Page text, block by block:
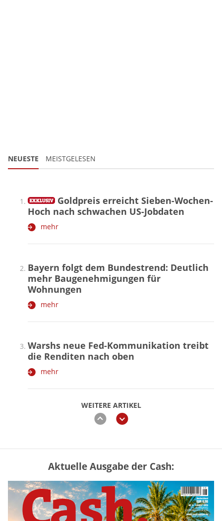
NEUESTE MEISTGELESEN
WEITERE ARTIKEL
zurückweiter
Goldpreis erreicht Sieben-Wochen-
Hoch nach schwachen US-Jobdaten
mehr
Bayern folgt dem Bundestrend: Deutlich
mehr Baugenehmigungen für
Wohnungen
mehr
Warshs neue Fed-Kommunikation treibt
die Renditen nach oben
mehr
Vermieter-Zutritt: Wann Mieter
die Wohnung öffnen müssen
mehr
Aktuelle Ausgabe der Cash: